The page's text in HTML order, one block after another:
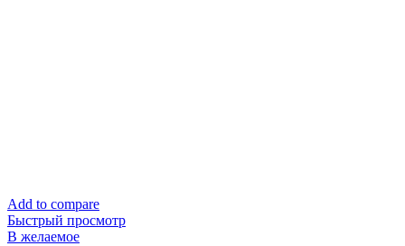
Add to compare
Быстрый просмотр
В желаемое